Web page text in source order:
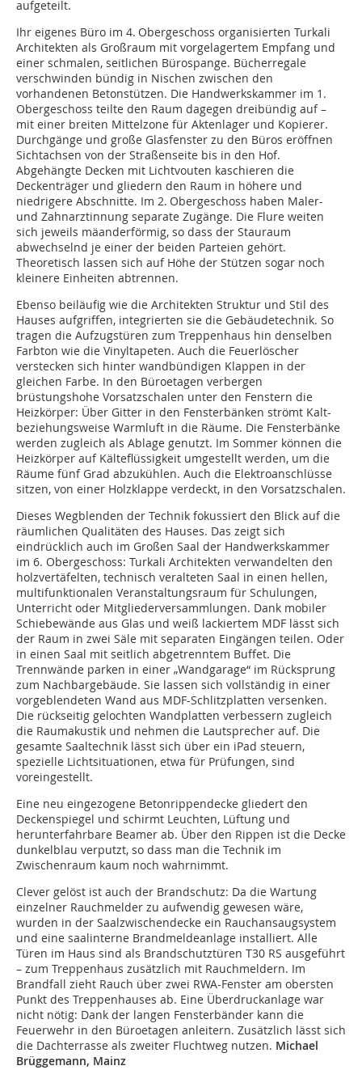
aufgeteilt.
Ihr eigenes Büro im 4. Obergeschoss organisierten Turkali
Architekten als Großraum mit vorgelagertem Empfang und
einer schmalen, seitlichen Bürospange. Bücherregale
verschwinden bündig in Nischen zwischen den
vorhandenen Betonstützen. Die Handwerkskammer im 1.
Obergeschoss teilte den Raum dagegen dreibündig auf –
mit einer breiten Mittelzone für Aktenlager und Kopierer.
Durchgänge und große Glasfenster zu den Büros eröffnen
Sichtachsen von der Straßenseite bis in den Hof.
Abgehängte Decken mit Lichtvouten ­kaschieren die
Deckenträger und gliedern den Raum in höhere und
niedrigere Abschnitte. Im 2. Obergeschoss haben Maler-
und Zahn­arzt­innung separate Zugänge. Die Flure weiten
sich jeweils mäanderförmig, so dass der Stauraum
abwechselnd je einer der beiden Parteien gehört.
Theoretisch lassen sich auf Höhe der Stützen sogar noch
kleinere Einheiten abtrennen.
Ebenso beiläufig wie die Architekten Struktur und Stil des
Hau­ses aufgriffen, integrierten sie die Gebäudetechnik. So
tragen die Aufzugs­türen zum Treppenhaus hin denselben
Farbton wie die Vinyltapeten. Auch die Feuerlöscher
verstecken sich hinter wandbündigen Klappen in der
gleichen Farbe. In den Büroetagen verbergen
brüstungshohe Vorsatzschalen unter den Fenstern die
Heizkörper: Über Gitter in den Fensterbänken strömt Kalt-
beziehungsweise Warmluft in die Räume. Die Fensterbänke
werden zugleich als Ablage genutzt. Im Sommer können die
Heizkörper auf Kälteflüssigkeit umgestellt werden, um die
Räume fünf Grad abzukühlen. Auch die Elektroanschlüsse
sitzen, von einer Holzklappe verdeckt, in den Vorsatzschalen.
Dieses Wegblenden der Technik fokussiert den Blick auf die
räumlichen Qualitäten des Hauses. Das zeigt sich
eindrücklich auch im Großen Saal der Handwerkskammer
im 6. Obergeschoss: Turkali Architekten verwandelten den
holzvertäfelten, technisch veralteten Saal in einen hellen,
multifunktionalen Veranstaltungsraum für Schulungen,
Unterricht oder Mitgliederversammlungen. Dank mobiler
Schiebewände aus Glas und weiß lackiertem MDF lässt sich
der Raum in zwei Säle mit separaten Eingängen teilen. Oder
in einen Saal mit seitlich abgetrenntem Buffet. Die
Trennwände parken in einer „Wandgarage“ im Rücksprung
zum Nachbargebäude. Sie lassen sich vollständig in einer
vorgeblendeten Wand aus MDF-Schlitzplatten versenken.
Die rückseitig gelochten Wandplatten verbessern zugleich
die Raumakustik und nehmen die Lautsprecher auf. Die
gesamte Saaltechnik lässt sich über ein iPad steuern,
spezielle Lichtsituationen, etwa für Prüfungen, sind
voreingestellt.
Eine neu eingezogene Betonrippendecke gliedert den
Deckenspiegel und schirmt Leuchten, Lüftung und
herunterfahrbare Beamer ab. Über den Rippen ist die Decke
dunkelblau verputzt, so dass man die Technik im
Zwischenraum kaum noch wahrnimmt.
Clever gelöst ist auch der Brandschutz: Da die Wartung
einzelner Rauchmelder zu aufwendig gewesen wäre,
wurden in der Saalzwischendecke ein Rauchansaugsystem
und eine saalinterne Brandmeldeanlage installiert. Alle
Türen im Haus sind als Brandschutztüren T30 RS ausgeführt
– zum Treppenhaus zusätzlich mit Rauchmeldern. Im
Brandfall zieht Rauch über zwei RWA-Fenster am obersten
Punkt des Treppenhauses ab. Eine Überdruckanlage war
nicht nötig: Dank der langen Fensterbänder kann die
Feuerwehr in den Büroetagen anleitern. Zusätzlich lässt sich
die Dachterrasse als zweiter Fluchtweg nutzen. Michael
Brüggemann, Mainz